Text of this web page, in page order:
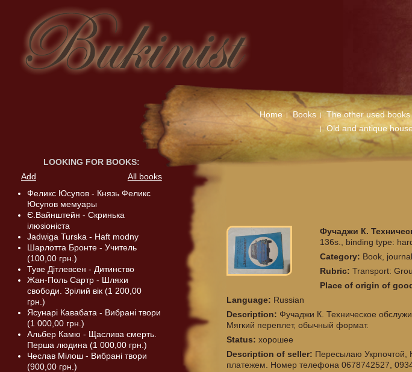
Home Books The other used books
Old and antique
Фучаджи К.
136s., binding type:
Category: Book,
Rubric: Transport:
Place of origin of
Language: Russian
Description: Фучаджи К. Техническое
Мягкий переплет, обычный формат.
Status:хорошее
Description of seller: Пересылаю Укрпочтой,
платежем. Номер телефона 0678742527,
LOOKING FOR BOOKS:
Add
All books
Феликс Юсупов - Князь Феликс
Юсупов мемуары
Є.Вайнштейн - Скринька
ілюзіоніста
Jadwiga Turska - Haft modny
Шарлотта Бронте - Учитель
(100,00 грн.)
Туве Дітлевсен - Дитинство
Жан-Поль Сартр - Шляхи
свободи. Зрілий вік (1 200,00
грн.)
Ясунарі Кавабата - Вибрані твори
(1 000,00 грн.)
Альбер Камю - Щаслива смерть.
Перша людина (1 000,00 грн.)
Чеслав Мілош - Вибрані твори
(900,00 грн.)